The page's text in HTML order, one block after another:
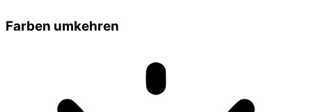
Farben umkehren